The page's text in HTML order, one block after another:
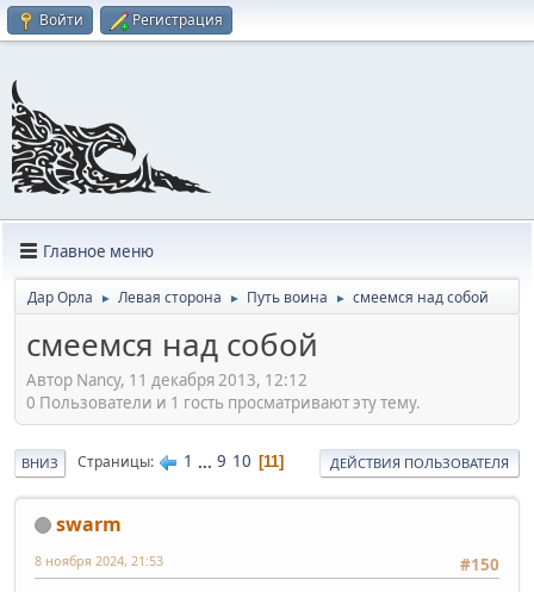
Войти Регистрация
Главное меню
Дар Орла ► Левая сторона ► Путь воина ► смеемся над собой
смеемся над собой
Автор Nancy, 11 декабря 2013, 12:12
0 Пользователи и 1 гость просматривают эту тему.
ВНИЗ Страницы 1 ... 9 10 11 ДЕЙСТВИЯ ПОЛЬЗОВАТЕЛЯ
swarm
#150
8 ноября 2024, 21:53